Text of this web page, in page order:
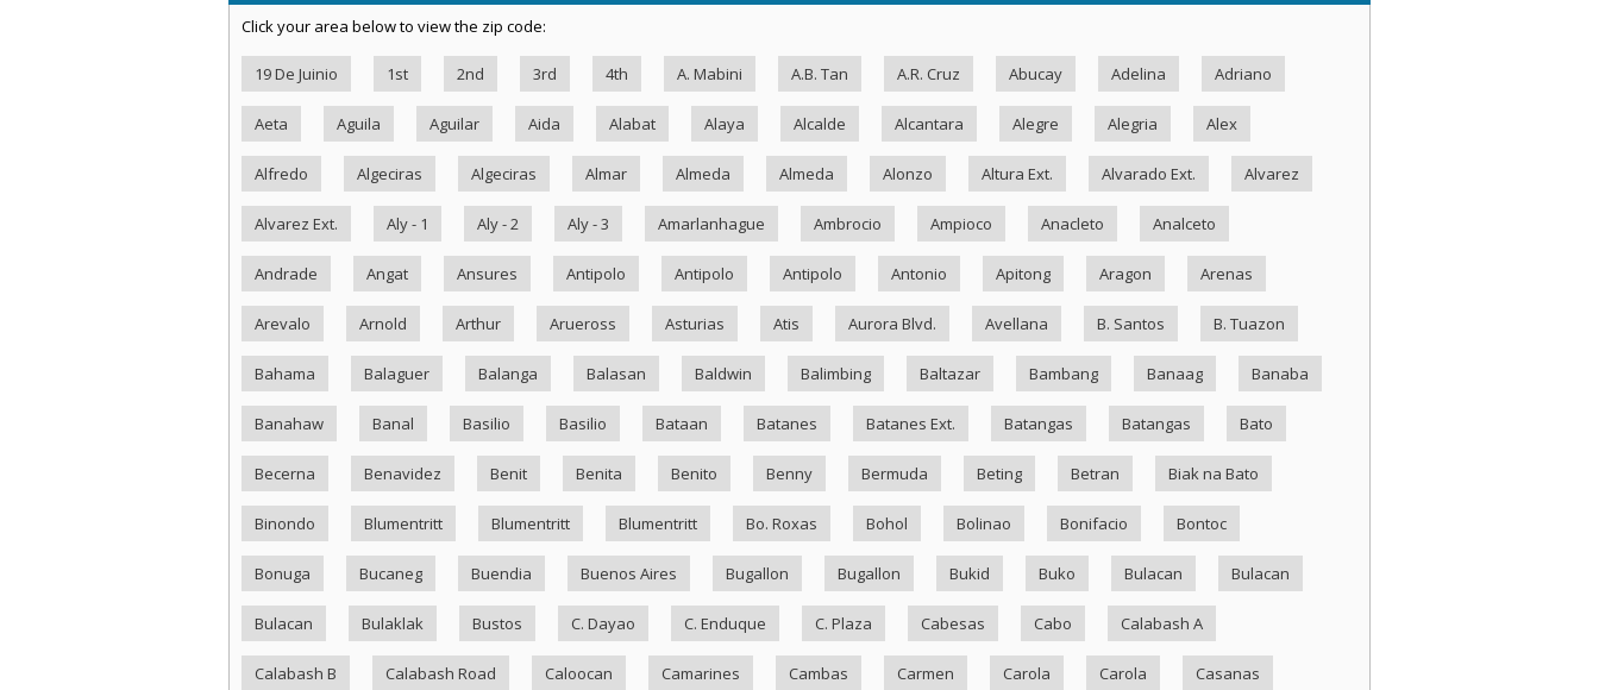
Click your area below to view the zip code:
19 De Juinio 1st 2nd 3rd 4th A. Mabini A.B. Tan A.R. Cruz Abucay Adelina Adriano
Aeta Aguila Aguilar Aida Alabat Alaya Alcalde Alcantara Alegre Alegria Alex
Alfredo Algeciras Algeciras Almar Almeda Almeda Alonzo Altura Ext. Alvarado Ext. Alvarez
Alvarez Ext. Aly - 1 Aly - 2 Aly - 3 Amarlanhague Ambrocio Ampioco Anacleto Analceto
Andrade Angat Ansures Antipolo Antipolo Antipolo Antonio Apitong Aragon Arenas
Arevalo Arnold Arthur Arueross Asturias Atis Aurora Blvd. Avellana B. Santos B. Tuazon
Bahama Balaguer Balanga Balasan Baldwin Balimbing Baltazar Bambang Banaag Banaba
Banahaw Banal Basilio Basilio Bataan Batanes Batanes Ext. Batangas Batangas Bato
Becerna Benavidez Benit Benita Benito Benny Bermuda Beting Betran Biak na Bato
Binondo Blumentritt Blumentritt Blumentritt Bo. Roxas Bohol Bolinao Bonifacio Bontoc
Bonuga Bucaneg Buendia Buenos Aires Bugallon Bugallon Bukid Buko Bulacan Bulacan
Bulacan Bulaklak Bustos C. Dayao C. Enduque C. Plaza Cabesas Cabo Calabash A
Calabash B Calabash Road Caloocan Camarines Cambas Carmen Carola Carola Casanas